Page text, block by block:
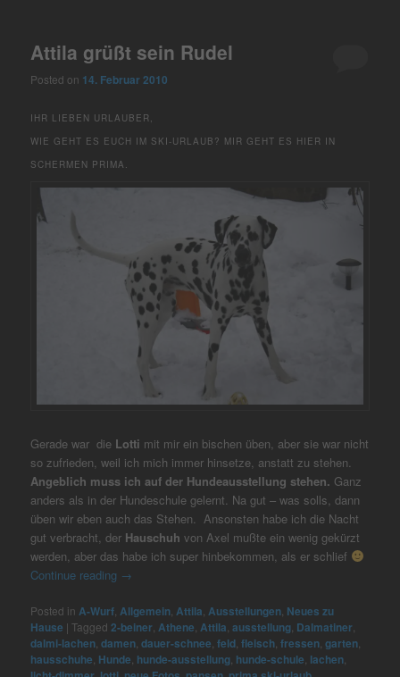
Attila grüßt sein Rudel
Posted on 14. Februar 2010
IHR LIEBEN URLAUBER,
WIE GEHT ES EUCH IM SKI-URLAUB? MIR GEHT ES HIER IN
SCHERMEN PRIMA.
Gerade war die Lotti mit mir ein bischen üben, aber sie war nicht
so zufrieden, weil ich mich immer hinsetze, anstatt zu stehen.
Angeblich muss ich auf der Hundeausstellung stehen. Ganz
anders als in der Hundeschule gelernt. Na gut – was solls, dann
üben wir eben auch das Stehen. Ansonsten habe ich die Nacht
gut verbracht, der Hauschuhvon Axel mußte ein wenig gekürzt
werden, aber das habe ich super hinbekommen, als er schlief
Continue reading →
Posted in A-Wurf Allgemein Attila Ausstellungen Neues zu
Hause |Tagged 2-beiner Athene Attila ,ausstellung Dalmatiner
dalmi-lachen ,damen ,dauer-schnee ,feld ,fleisch ,fressen ,garten
hausschuhe Hunde hunde-ausstellung hunde-schule lachen